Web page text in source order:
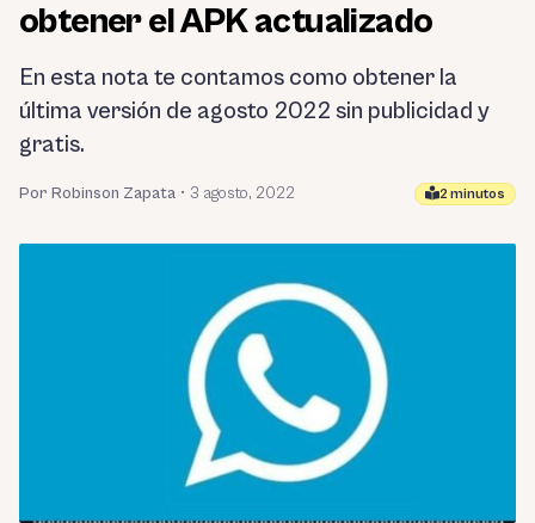
obtener el APK actualizado
En esta nota te contamos como obtener la
última versión de agosto 2022 sin publicidad y
gratis.
Por Robinson Zapata • 3 agosto, 2022 2 minutos